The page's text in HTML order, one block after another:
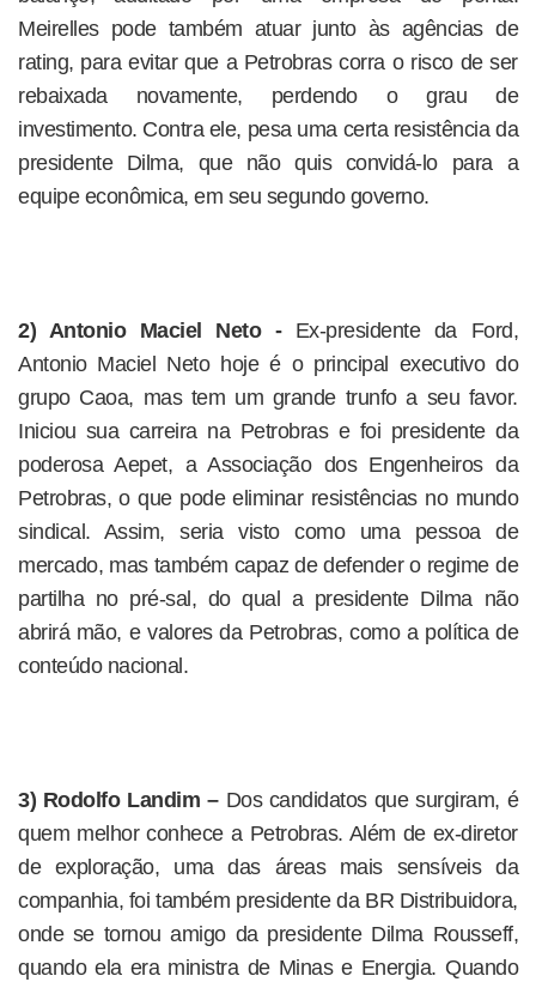
Meirelles pode também atuar junto às agências de
rating, para evitar que a Petrobras corra o risco de ser
rebaixada novamente, perdendo o grau de
investimento. Contra ele, pesa uma certa resistência da
presidente Dilma, que não quis convidá-lo para a
equipe econômica, em seu segundo governo.
2) Antonio Maciel Neto -Ex-presidente da Ford,
Antonio Maciel Neto hoje é o principal executivo do
grupo Caoa, mas tem um grande trunfo a seu favor.
Iniciou sua carreira na Petrobras e foi presidente da
poderosa Aepet, a Associação dos Engenheiros da
Petrobras, o que pode eliminar resistências no mundo
sindical. Assim, seria visto como uma pessoa de
mercado, mas também capaz de defender o regime de
partilha no pré-sal, do qual a presidente Dilma não
abrirá mão, e valores da Petrobras, como a política de
conteúdo nacional.
3) Rodolfo Landim –Dos candidatos que surgiram, é
quem melhor conhece a Petrobras. Além de ex-diretor
de exploração, uma das áreas mais sensíveis da
companhia, foi também presidente da BR Distribuidora,
onde se tornou amigo da presidente Dilma Rousseff,
quando ela era ministra de Minas e Energia. Quando